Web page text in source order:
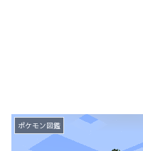
ポケモン図鑑